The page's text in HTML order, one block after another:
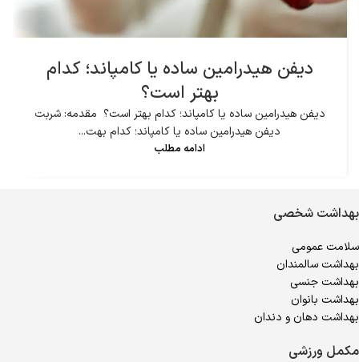
دیفن هیدرامین ساده یا کامپاند؛ کدام
بهتر است؟
دیفن هیدرامین ساده یا کامپاند؛ کدام بهتر است؟ مقدمه: شربت
دیفن هیدرامین ساده یا کامپاند؛ کدام بهت...
ادامه مطلب
بهداشت شخصی
سلامت عمومی
بهداشت سالمندان
بهداشت جنسی
بهداشت بانوان
بهداشت دهان و دندان
مکمل ورزشی